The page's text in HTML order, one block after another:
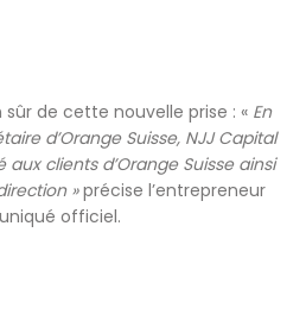
de cette nouvelle prise : « En
d’Orange Suisse, NJJ Capital
clients d’Orange Suisse ainsi
»précise l’entrepreneur
officiel.